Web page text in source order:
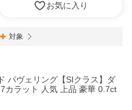
お気に入り
対象
パヴェリング【SIクラス】ダ
カラット 人気 上品 豪華 0.7ct